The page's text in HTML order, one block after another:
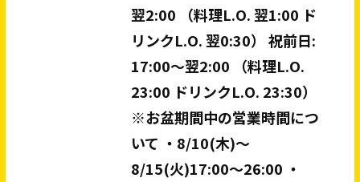
翌2:00 （料理L.O. 翌1:00 ド
リンクL.O. 翌0:30） 祝前日:
17:00～翌2:00 （料理L.O.
23:00 ドリンクL.O. 23:30）
※お盆期間中の営業時間につ
いて ・8/10(木)～
8/15(火)17:00～26:00 ・